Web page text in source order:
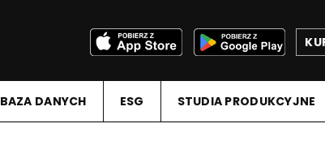
BAZA DANYCH ESG STUDIA PRODUKCYJNE